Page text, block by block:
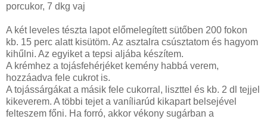
porcukor, 7 dkg vaj
A két leveles tészta lapot előmelegített sütőben 200 fokon
kb. 15 perc alatt kisütöm. Az asztalra csúsztatom és hagyom
kihűlni. Az egyiket a tepsi aljába készítem.
A krémhez a tojásfehérjéket kemény habbá verem,
hozzáadva fele cukrot is.
A tojássárgákat a másik fele cukorral, liszttel és kb. 2 dl tejjel
kikeverem. A többi tejet a vaníliarúd kikapart belsejével
felteszem főni. Ha forró, akkor vékony sugárban a